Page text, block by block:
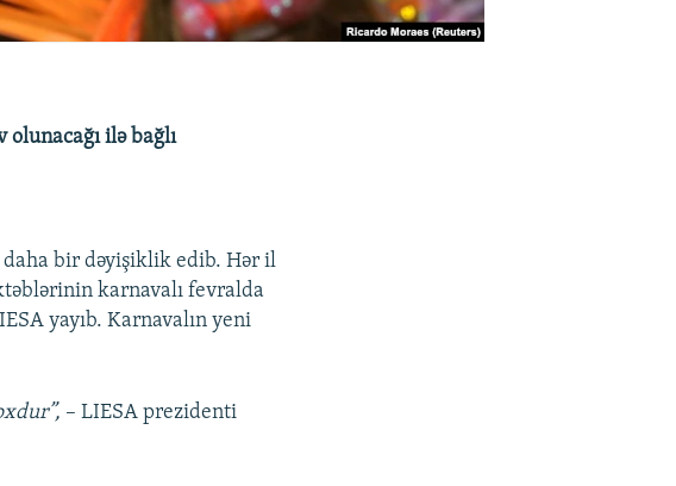
olunacağı ilə bağlı
daha bir dəyişiklik edib. Hər il
karnavalı fevralda
yayıb. Karnavalın yeni
– LIESA prezidenti